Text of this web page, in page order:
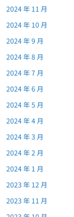
2024 年 11 月
2024 年 10 月
2024 年 9 月
2024 年 8 月
2024 年 7 月
2024 年 6 月
2024 年 5 月
2024 年 4 月
2024 年 3 月
2024 年 2 月
2024 年 1 月
2023 年 12 月
2023 年 11 月